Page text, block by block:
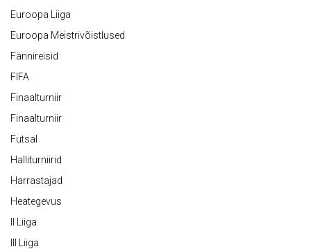
Euroopa Liiga
Euroopa Meistrivõistlused
Fännireisid
FIFA
Finaalturniir
Finaalturniir
Futsal
Halliturniirid
Harrastajad
Heategevus
II Liiga
III Liiga